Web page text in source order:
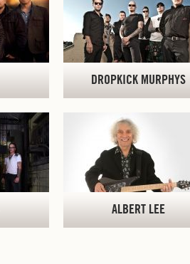
DROPKICK MURPHYS
ALBERT LEE